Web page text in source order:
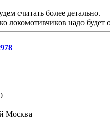
считать более детально.
локомотивчиков надо
Москва